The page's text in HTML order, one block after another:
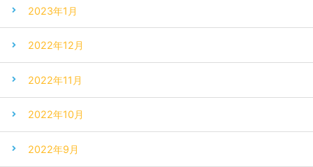
2023年1月
2022年12月
2022年11月
2022年10月
2022年9月